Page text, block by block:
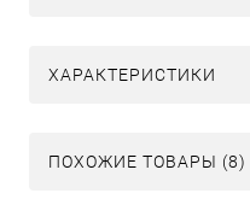
ХАРАКТЕРИСТИКИ
ПОХОЖИЕ ТОВАРЫ (8)